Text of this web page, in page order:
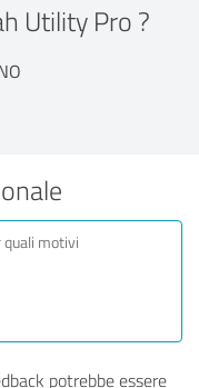
Utility Pro ?
potrebbe essere